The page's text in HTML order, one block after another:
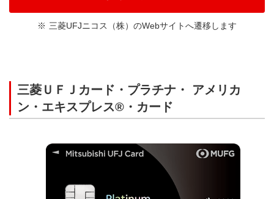
三菱UFJニコス（株）のWebサイトへ遷移します
三菱ＵＦＪカード・プラチナ・ アメリカ
ン・エキスプレス®・カード